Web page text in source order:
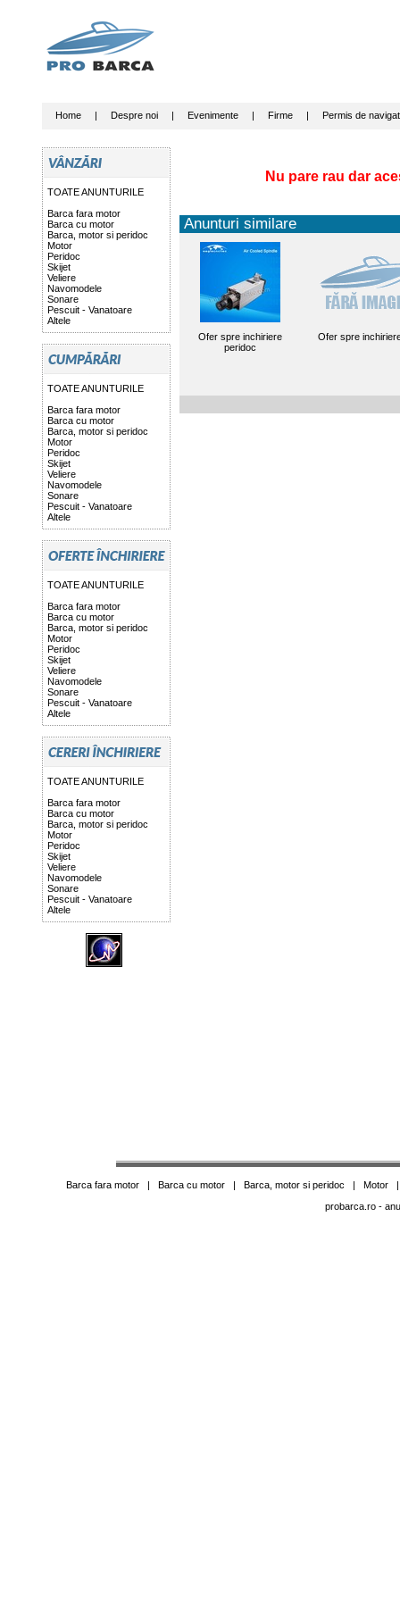
Home| Despre noi| Evenimente| Firme| Permis de
TOATE ANUNTURILE
Barca fara motor
Barca cu motor
Barca, motor si peridoc
Motor
Peridoc
Skijet
Veliere
Navomodele
Sonare
Pescuit - Vanatoare
Altele
TOATE ANUNTURILE
Barca fara motor
Barca cu motor
Barca, motor si peridoc
Motor
Peridoc
Skijet
Veliere
Navomodele
Sonare
Pescuit - Vanatoare
Altele
TOATE ANUNTURILE
Barca fara motor
Barca cu motor
Barca, motor si peridoc
Motor
Peridoc
Skijet
Veliere
Navomodele
Sonare
Pescuit - Vanatoare
Altele
TOATE ANUNTURILE
Barca fara motor
Barca cu motor
Barca, motor si peridoc
Motor
Peridoc
Skijet
Veliere
Navomodele
Sonare
Pescuit - Vanatoare
Altele
Nu pare rau dar
Anunturi similare
Ofer spre inchiriere
peridoc
Ofer spre
Barca fara motor| Barca cu motor| Barca, motor si peridoc | Motor
probarca.ro-